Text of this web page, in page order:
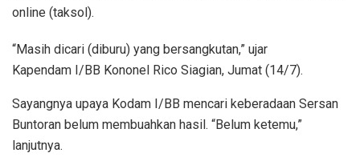
online (taksol).
“Masih dicari (diburu) yang bersangkutan,” ujar
Kapendam I/BB Kononel Rico Siagian, Jumat (14/7).
Sayangnya upaya Kodam I/BB mencari keberadaan Sersan
Buntoran belum membuahkan hasil. “Belum ketemu,”
lanjutnya.